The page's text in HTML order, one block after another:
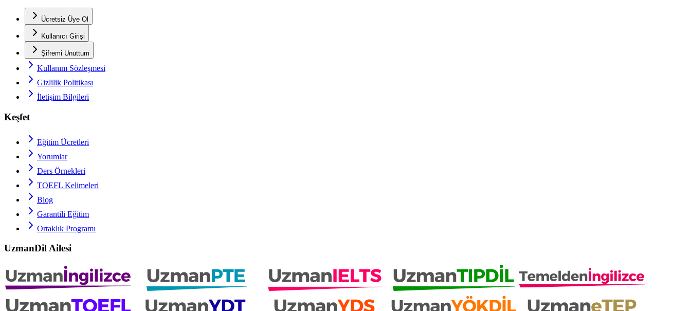
Ücretsiz Üye Ol
Kullanıcı Girişi
Şifremi Unuttum
Kullanım Sözleşmesi
Gizlilik Politikası
İletişim Bilgileri
Keşfet
Eğitim Ücretleri
Yorumlar
Ders Örnekleri
TOEFL Kelimeleri
Blog
Garantili Eğitim
Ortaklık Programı
UzmanDil Ailesi